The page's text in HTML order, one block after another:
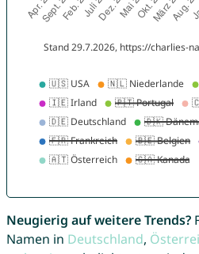
Neugierig auf weitere Trends?
Namen in Deutschland,